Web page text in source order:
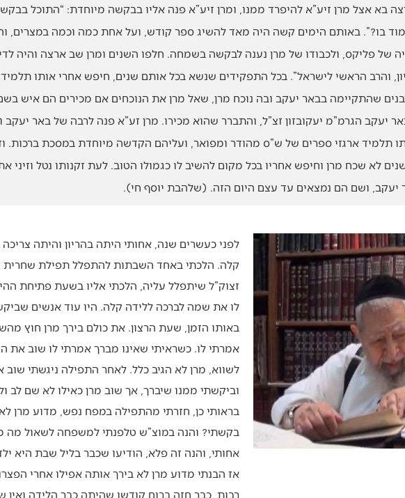
בא אצל מרן זיע”א להיפרד ממנו, ומרן זיע”א פנה אליו בבקשה מיוחדת: “התוכל
בו?”. באותם הימים קשה היה מאד להשיג ספר קודש, ועל אחת כמה וכמה במצרים,
של פליקס, ולכבודו של מרן נענה לבקשה בשמחה. חלפו השנים ומרן שב ארצה והיה
והרב הראשי לישראל”. בכל התפקידים שנשא בכל אותם שנים, חיפש אחרי אותו
שהתקיימה בבאר יעקב ובה נוכח מרן, שאל מרן את הנוכחים אם מכירים הם איש
יעקב הגרמ”מ יעקובזון זצ”ל, והתברר שהוא מכירו. מרן זע”א פנה לרבה של באר
תלמיד ארגזי ספרים של ש”ס מהודר ומפואר, ועליהם הקדשה מיוחדת במסכת ברכות.
לא שכח מרן וחיפש אחריו בכל מקום להשיב לו כגמולו הטוב. לעת זקנותו נטל וזיני
יעקב, ושם הם נמצאים עד עצם היום הזה. (שלהבת יוסף חי).
לפני כעשרים שנה, אחותי היתה בהריון והיתה
קלה. הלכתי באחד השבתות להתפלל תפילת שחרית
זצוק”ל שיתפלל עליה, הלכתי אליו בשעת פתיחת
לו את שמה לברכה ללידה קלה. היו עוד אנשים
באותו הזמן, שעת הרצון. את כולם בירך מרן חוץ
אמרתי לו. כשראיתי שאינו מברך אמרתי לו שוב את
לשווא, מרן לא הגיב כלל. לאחר התפילה ניגשתי שוב
וביקשתי ממנו שיברך, אך שוב מרן כאילו לא שם לב
בראותי כן, חזרתי מהתפילה במפח נפש, מדוע מרן
בקשתי? והנה במוצ”ש טלפנתי למשפחה לשאול מה
אחותי, והנה זה פלא, הודיעו שכבר בליל שבת היא
אז הבנתי מדוע מרן לא בירך אותה אפילו אחרי
רבות, כבר חזה ברוח קודשו שהיתה כבר הלידה ואין